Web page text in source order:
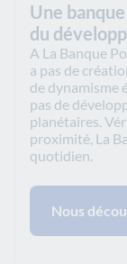
Une
du
A La Banque
a pas de
de dynamisme
pas de
planétaires.
proximité, La
quotidien.
Nous